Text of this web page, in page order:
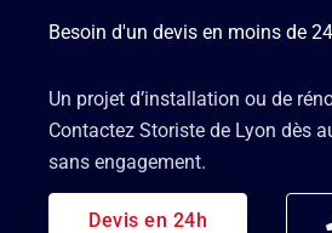
Besoin d'un devis en moins de
Un projet d’installation ou de
Contactez Storiste de Lyon dès
sans engagement.
Devis en 24h